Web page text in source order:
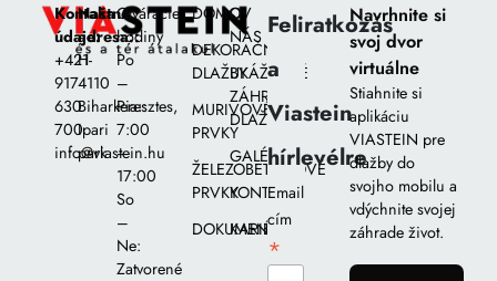
Kontaktné
údaje:
+421
917
630
700
info@viastein.hu
Naša
adresa::
H-
4110
Biharkeresztes,
Ipari
park
Otváracie
hodiny
Po
–
Pia::
7:00
–
17:00
So
–
Ne:
Zatvorené
DOMOV
DEKORAČNÉ
DLAŽBY
MURIVOVÉ
PRVKY
ŽELEZOBETÓNOVÉ
PRVKY
DOKUMENTY
O
NÁS
UKÁŽKOVÉ
ZÁHRADY
DLAŽIEB
GALÉRIA
KONTAKT
KARIÉRA
Feliratkozás
a
Viastein
hírlevélre
Email
cím
*
Navrhnite si
svoj dvor
virtuálne
Stiahnite si
aplikáciu
VIASTEIN pre
dlažby do
svojho mobilu a
vdýchnite svojej
záhrade život.